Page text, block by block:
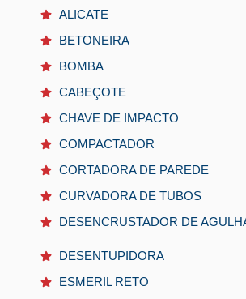
ALICATE
BETONEIRA
BOMBA
CABEÇOTE
CHAVE DE IMPACTO
COMPACTADOR
CORTADORA DE PAREDE
CURVADORA DE TUBOS
DESENCRUSTADOR DE
DESENTUPIDORA
ESMERIL RETO